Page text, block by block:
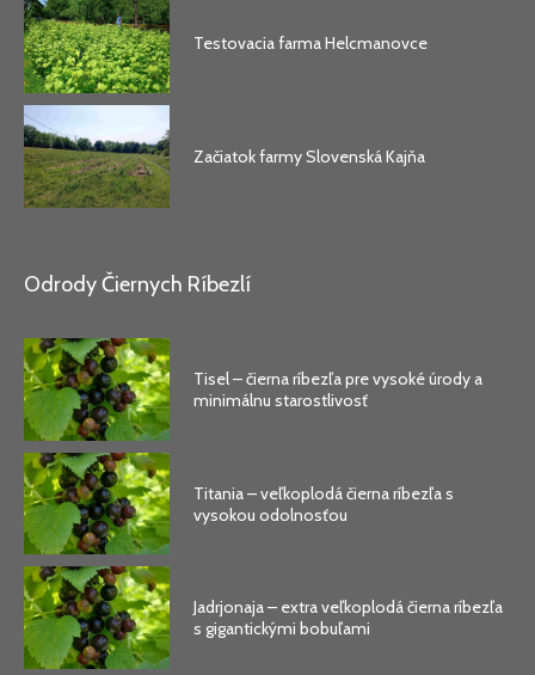
Testovacia farma Helcmanovce
Začiatok farmy Slovenská Kajňa
Odrody Čiernych Ríbezlí
Tisel – čierna ríbezľa pre vysoké úrody a
minimálnu starostlivosť
Titania – veľkoplodá čierna ríbezľa s
vysokou odolnosťou
Jadrjonaja – extra veľkoplodá čierna ríbezľa
s gigantickými bobuľami